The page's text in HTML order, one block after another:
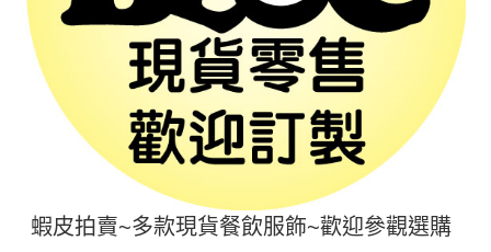
蝦皮拍賣~多款現貨餐飲服飾~歡迎參觀選購